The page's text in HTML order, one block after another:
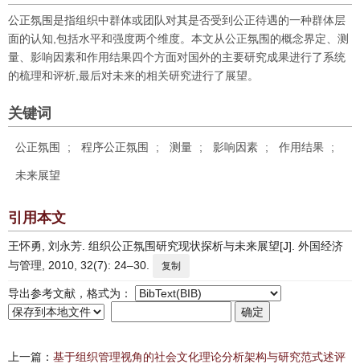
公正氛围是指组织中群体或团队对其是否受到公正待遇的一种群体层
面的认知,包括水平和强度两个维度。本文从公正氛围的概念界定、测
量、影响因素和作用结果四个方面对国外的主要研究成果进行了系统
的梳理和评析,最后对未来的相关研究进行了展望。
关键词
公正氛围 ; 程序公正氛围 ; 测量 ; 影响因素 ; 作用结果 ;
未来展望
引用本文
王怀勇, 刘永芳. 组织公正氛围研究现状探析与未来展望[J]. 外国经济
与管理, 2010, 32(7): 24–30.
复制
导出参考文献，格式为：
上一篇： 基于组织管理视角的社会文化理论分析架构与研究范式述评